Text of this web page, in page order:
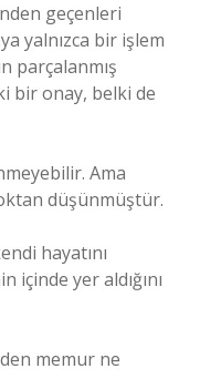
geçenleri
yalnızca bir işlem
parçalanmış
bir onay, belki de
Ama
düşünmüştür.
hayatını
içinde yer aldığını
memur ne